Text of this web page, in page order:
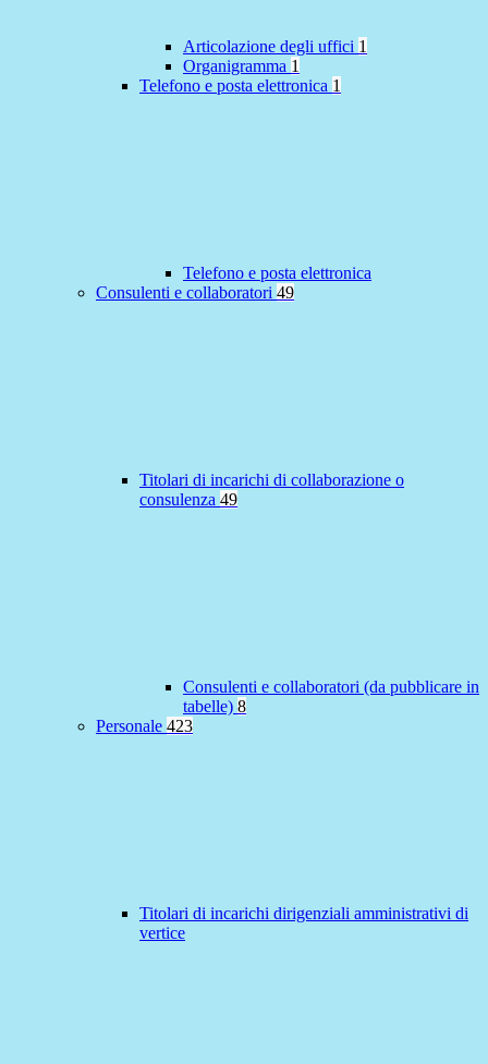
Articolazione degli uffici 1
Organigramma 1
Telefono e posta elettronica 1
Telefono e posta elettronica
Consulenti e collaboratori 49
Titolari di incarichi di collaborazione o
consulenza 49
Consulenti e collaboratori (da pubblicare in
tabelle) 8
Personale 423
Titolari di incarichi dirigenziali amministrativi di
vertice